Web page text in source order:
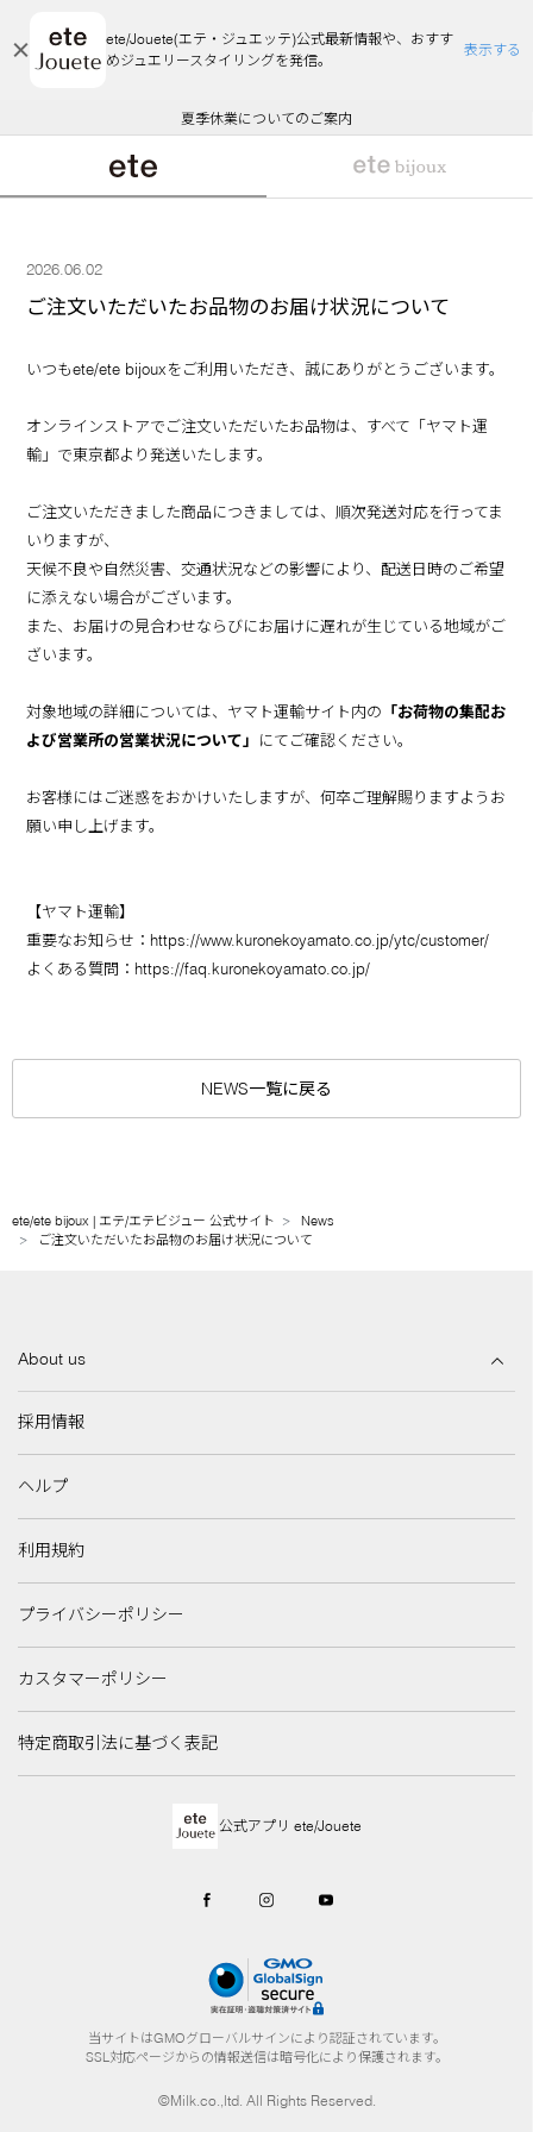
ete/Jouete(エテ・ジュエッテ)公式最新情報や、おすす
めジュエリースタイリングを発信。
表示する
エコラッピング及びエコポイント付与のご案内
ご注文いただいたお品物のお届け状況について
夏季休業についてのご案内
WEB Limited Items >>
採用のご案内
悪質な偽サイトにご注意ください
エコラッピング及びエコポイント付与のご案内
ご注文いただいたお品物のお届け状況について
2026.06.02
ご注文いただいたお品物のお届け状況について
いつもete/ete bijouxをご利用いただき、誠にありがとうございます。
オンラインストアでご注文いただいたお品物は、すべて「ヤマト運
輸」で東京都より発送いたします。
ご注文いただきました商品につきましては、順次発送対応を行ってま
いりますが、
天候不良や自然災害、交通状況などの影響により、配送日時のご希望
に添えない場合がございます。
また、お届けの見合わせならびにお届けに遅れが生じている地域がご
ざいます。
対象地域の詳細については、ヤマト運輸サイト内の 「お荷物の集配お
よび営業所の営業状況について 」 にてご確認ください。
お客様にはご迷惑をおかけいたしますが、何卒ご理解賜りますようお
願い申し上げます。
【ヤマト運輸】
重要なお知らせ： https://www.kuronekoyamato.co.jp/ytc/customer/
よくある質問： https://faq.kuronekoyamato.co.jp/
NEWS一覧に戻る
ete/ete bijoux | エテ/エテビジュー 公式サイト
News
ご注文いただいたお品物のお届け状況について
About us
採用情報
ヘルプ
利用規約
プライバシーポリシー
カスタマーポリシー
特定商取引法に基づく表記
公式アプリ ete/Jouete
当サイトはGMOグローバルサインにより認証されています。
SSL対応ページからの情報送信は暗号化により保護されます。
©Milk.co.,ltd. All Rights Reserved.